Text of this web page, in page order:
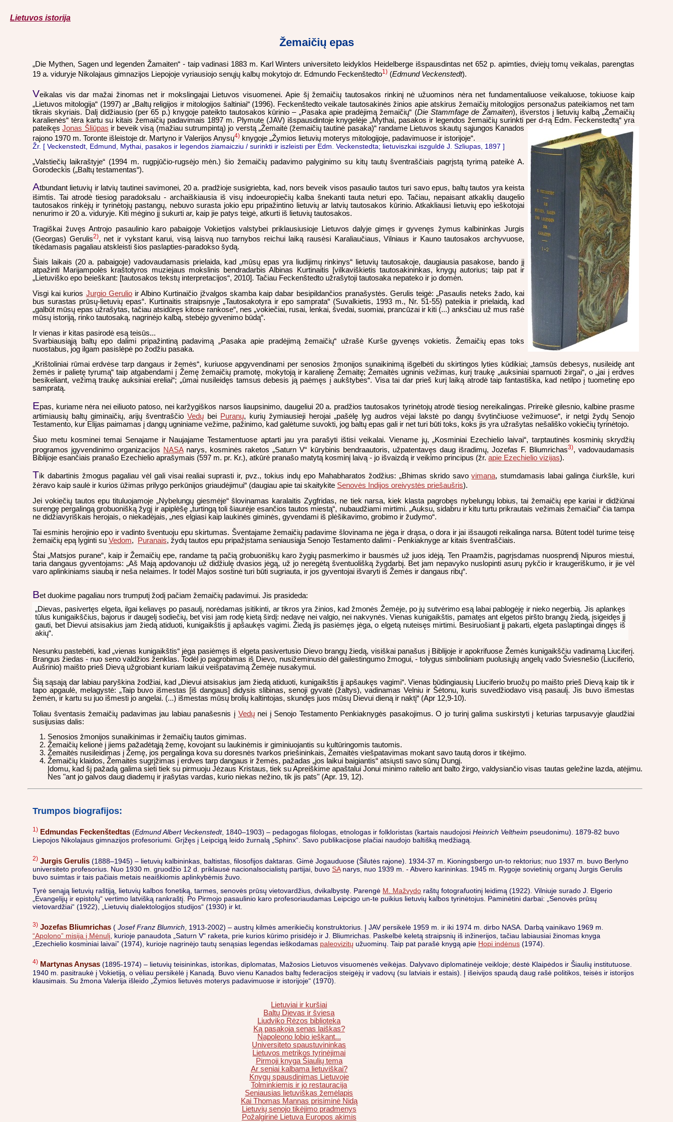
Lietuvos istorija
Žemaičių epas
„Die Mythen, Sagen und legenden Žamaiten“ - taip vadinasi 1883 m. Karl Winters universiteto leidyklos Heidelberge išspausdintas net 652 p. apimties, dviejų tomų veikalas, parengtas
19 a. viduryje Nikolajaus gimnazijos Liepojoje vyriausiojo senųjų kalbų mokytojo dr. Edmundo Feckenštedto1) (Edmund Veckenstedt).
Veikalas vis dar mažai žinomas net ir mokslingajai Lietuvos visuomenei. Apie šį žemaičių tautosakos rinkinį nė užuominos nėra net fundamentaliuose veikaluose, tokiuose kaip
„Lietuvos mitologija“ (1997) ar „Baltų religijos ir mitologijos šaltiniai“ (1996). Feckenštedto veikale tautosakinės žinios apie atskirus žemaičių mitologijos personažus pateikiamos net tam
tikrais skyriais. Dalį didžiausio (per 65 p.) knygoje pateikto tautosakos kūrinio – „Pasaka apie pradėjimą žemaičių“ (Die Stammfage de Žamaiten), išverstos į lietuvių kalbą „Žemaičių
karalienės“ tėra kartu su kitais žemaičių padavimais 1897 m. Plymute (JAV) išspausdintoje knygelėje „Mythai, pasakos ir legendos žemaičių surinkti per d-rą Edm. Feckenstedtą“ yra
pateikęsJonas Šliūpas ir beveik visą (mažiau sutrumpintą) jo verstą „Žemaitė (žemaičių tautinė pasaka)“ randame Lietuvosskautų sąjungos Kanados
rajono 1970 m. Toronte išleistoje dr. Martyno ir Valerijos Anysų4) knygoje „Žymios lietuvių moterys mitologijoje, padavimuose ir istorijoje“.
Žr. [ Veckenstedt, Edmund, Mythai, pasakos ir legendos żiamaicziu / surinkti ir iszleisti per Edm. Veckenstedta; lietuviszkai iszguldė J. Szliupas, 1897 ]
„Valstiečių laikraštyje“ (1994 m. rugpjūčio-rugsėjo mėn.) šio žemaičių padavimo palyginimo su kitų tautų šventraščiais pagrįstą tyrimą pateikė A.
Gorodeckis („Baltų testamentas“).
Atbundant lietuvių ir latvių tautinei savimonei, 20 a. pradžioje susigriebta, kad, nors beveik visos pasaulio tautos turi savo epus, baltų tautos yra keista
išimtis. Tai atrodė tiesiog paradoksalu - archaiškiausia iš visų indoeuropiečių kalba šnekanti tauta neturi epo. Tačiau, nepaisant atkaklių daugelio
tautosakos rinkėjų ir tyrinėtojų pastangų, nebuvo surasta jokio epu pripažintino lietuvių ar latvių tautosakos kūrinio. Atkakliausi lietuvių epo ieškotojai
nenurimo ir 20 a. viduryje. Kiti mėgino jį sukurti ar, kaip jie patys teigė, atkurti iš lietuvių tautosakos.
Tragiškai žuvęs Antrojo pasaulinio karo pabaigoje Vokietijos valstybei priklausiusioje Lietuvos dalyje gimęs ir gyvenęs žymus kalbininkas Jurgis
(Georgas) Gerulis2), net ir vykstant karui, visą laisvą nuo tarnybos reichui laiką rausėsi Karaliaučiaus, Vilniaus ir Kauno tautosakos archyvuose,
tikėdamasis pagaliau atskleisti šios paslapties-paradokso šydą.
Šiais laikais (20 a. pabaigoje) vadovaudamasis prielaida, kad „mūsų epas yra liudijimų rinkinys“ lietuvių tautosakoje, daugiausia pasakose, bando jį
atpažinti Marijampolės kraštotyros muziejaus mokslinis bendradarbis Albinas Kurtinaitis [vilkaviškietis tautosakininkas, knygų autorius; taip pat ir
„Lietuviško epo beieškant: [tautosakos tekstų interpretacijos“, 2010]. Tačiau Feckenštedto užrašytoji tautosaka nepateko ir jo domėn.
Visgi kai kurios Jurgio Gerulioir Albino Kurtinaičio įžvalgos skamba kaip dabar besipildančios pranašystės. Gerulis teigė: „Pasaulis neteks žado, kai
bus surastas prūsų-lietuvių epas“. Kurtinaitis straipsnyje „Tautosakotyra ir epo samprata“ (Suvalkietis, 1993 m., Nr. 51-55) pateikia ir prielaidą, kad
„galbūt mūsų epas užrašytas, tačiau atsidūręs kitose rankose“, nes „vokiečiai, rusai, lenkai, švedai, suomiai, prancūzai ir kiti (...) anksčiau už mus rašė
mūsų istoriją, rinko tautosaką, nagrinėjo kalbą, stebėjo gyvenimo būdą“.
Ir vienas ir kitas pasirodė esą teisūs...
Svarbiausiąją baltų epo dalimi pripažintiną padavimą „Pasaka apie pradėjimą žemaičių“ užrašė Kurše gyvenęs vokietis. Žemaičių epas toks
nuostabus, jog ilgam pasislėpė po žodžiu pasaka.
„Krištoliniai rūmai erdvėse tarp dangaus ir žemės“, kuriuose apgyvendinami per senosios žmonijos sunaikinimą išgelbėti du skirtingos lyties kūdikiai; „tamsūs debesys, nusileidę ant
žemės ir palietę tyrumą“ taip atgabendami į Žemę žemaičių pramotę, mokytoją ir karalienę Žemaitę; Žemaitės ugninis vežimas, kurį traukę „auksiniai sparnuoti žirgai“, o „jai į erdves
besikeliant, vežimą traukę auksiniai ereliai“; „ūmai nusileidęs tamsus debesis ją paėmęs į aukštybes“. Visa tai dar prieš kurį laiką atrodė taip fantastiška, kad netilpo į tuometinę epo
sampratą.
Epas, kuriame nėra nei eiliuoto patoso, nei karžygiškos narsos liaupsinimo, daugeliui 20 a. pradžios tautosakos tyrinėtojų atrodė tiesiog nereikalingas. Prireikė gilesnio, kalbine prasme
artimiausių baltų giminaičių, arijų šventraščio Vedų bei Puranų, kurių žymiausieji herojai „pašėlę lyg audros vėjai lakstė po dangų švytinčiuose vežimuose“, ir netgi žydų Senojo
Testamento, kur Elijas paimamas į dangų ugniniame vežime, pažinimo, kad galėtume suvokti, jog baltų epas gali ir net turi būti toks, koks jis yra užrašytas nešališko vokiečių tyrinėtojo.
Šiuo metu kosminei temai Senajame ir Naujajame Testamentuose aptarti jau yra parašyti ištisi veikalai. Viename jų, „Kosminiai Ezechielio laivai“, tarptautinės kosminių skrydžių
programos įgyvendinimo organizacijos NASAnarys, kosminės raketos „Saturn V“ kūrybinis bendraautoris, užpatentavęs daug išradimų, Jozefas F. Bliumrichas3), vadovaudamasis
Biblijoje esančiais pranašo Ezechielio aprašymais (597 m. pr. Kr.), atkūrė pranašo matytą kosminį laivą - jo išvaizdą ir veikimo principus (žr. apie Ezechielio vizijas).
Tik dabartinis žmogus pagaliau vėl gali visai realiai suprasti ir, pvz., tokius indų epo Mahabharatos žodžius: „Bhimas skrido savovimana, stumdamasis labai galinga čiurkšle, kuri
žėravo kaip saulė ir kurios ūžimas prilygo perkūnijos griaudėjimui“ (daugiau apie tai skaitykite Senovės Indijos oreivystės priešaušris).
Jei vokiečių tautos epu tituluojamoje „Nybelungų giesmėje“ šlovinamas karalaitis Zygfridas, ne tiek narsa, kiek klasta pagrobęs nybelungų lobius, tai žemaičių epe kariai ir didžiūnai
surengę pergalingą grobuonišką žygį ir apiplėšę „turtingą toli šiaurėje esančios tautos miestą“, nubaudžiami mirtimi. „Auksu, sidabru ir kitu turtu prikrautais vežimais žemaičiai“ čia tampa
ne didžiavyriškais herojais, o niekadėjais, „nes elgiasi kaip laukinės giminės, gyvendami iš plėšikavimo, grobimo ir žudymo“.
Tai esminis herojinio epo ir vadinto šventuoju epu skirtumas. Šventajame žemaičių padavime šlovinama ne jėga ir drąsa, o dora ir jai išsaugoti reikalinga narsa. Būtent todėl turime teisę
žemaičių epą lyginti su Vedom, Puranais, žydų tautos epu pripažįstama seniausiąja Senojo Testamento dalimi - Penkiaknyge ar kitais šventraščiais.
Štai „Matsjos purane“, kaip ir Žemaičių epe, randame tą pačią grobuoniškų karo žygių pasmerkimo ir bausmės už juos idėją. Ten Praamžis, pagrįsdamas nuosprendį Nipuros miestui,
taria dangaus gyventojams: „Aš Mają apdovanoju už didžiulę dvasios jėgą, už jo neregėtą šventuolišką žygdarbį. Bet jam nepavyko nuslopinti asurų pykčio ir kraugeriškumo, ir jie vėl
varo aplinkiniams siaubą ir neša nelaimes. Ir todėl Majos sostinė turi būti sugriauta, ir jos gyventojai išvaryti iš Žemės ir dangaus ribų“.
Bet duokime pagaliau nors trumputį žodį pačiam žemaičių padavimui. Jis prasideda:
„Dievas, pasivertęs elgeta, ilgai keliavęs po pasaulį, norėdamas įsitikinti, ar tikros yra žinios, kad žmonės Žemėje, po jų sutvėrimo esą labai pablogėję ir nieko negerbią. Jis aplankęs
tūlus kunigaikščius, bajorus ir daugelį sodiečių, bet visi jam rodę kietą širdį: nedavę nei valgio, nei nakvynės. Vienas kunigaikštis, pamatęs ant elgetos piršto brangų žiedą, įsigeidęs jį
gauti, bet Dievui atsisakius jam žiedą atiduoti, kunigaikštis jį apšaukęs vagimi. Žiedą jis pasiėmęs jėga, o elgetą nuteisęs mirtimi. Besiruošiant jį pakarti, elgeta paslaptingai dingęs iš
akių“.
Nesunku pastebėti, kad „vienas kunigaikštis“ jėga pasiėmęs iš elgeta pasivertusio Dievo brangų žiedą, visiškai panašus į Biblijoje ir apokrifuose Žemės kunigaikščiu vadinamą Liuciferį.
Brangus žiedas - nuo seno valdžios ženklas. Todėl jo pagrobimas iš Dievo, nusižeminusio dėl gailestingumo žmogui, - tolygus simboliniam puolusiųjų angelų vado Šviesnešio (Liuciferio,
Aušrinio) maišto prieš Dievą užgrobiant kuriam laikui veišpatavimą Žemėje nusakymui.
Šią sąsają dar labiau paryškina žodžiai, kad „Dievui atsisakius jam žiedą atiduoti, kunigaikštis jį apšaukęs vagimi“. Vienas būdingiausių Liuciferio bruožų po maišto prieš Dievą kaip tik ir
tapo apgaulė, melagystė: „Taip buvo išmestas [iš dangaus] didysis slibinas, senoji gyvatė (žaltys), vadinamas Velniu ir Šėtonu, kuris suvedžiodavo visą pasaulį. Jis buvo išmestas
žemėn, ir kartu su juo išmesti jo angelai. (...) išmestas mūsų brolių kaltintojas, skundęs juos mūsų Dievui dieną ir naktį“ (Apr 12,9-10).
Toliau šventasis žemaičių padavimas jau labiau panašesnis į Vedųnei į Senojo Testamento Penkiaknygės pasakojimus. O jo turinį galima suskirstyti į keturias tarpusavyje glaudžiai
susijusias dalis:
Senosios žmonijos sunaikinimas ir žemaičių tautos gimimas.
Žemaičių kelionė į jiems pažadėtąją žemę, kovojant su laukinėmis ir giminiuojantis su kultūringomis tautomis.
Žemaitės nusileidimas į Žemę, jos pergalinga kova su doresnės tvarkos priešininkais, Žemaitės viešpatavimas mokant savo tautą doros ir tikėjimo.
Žemaičių klaidos, Žemaitės sugrįžimas į erdves tarp dangaus ir žemės, pažadas „jos laikui baigiantis“ atsiųsti savo sūnų Dungį.
Įdomu, kad šį pažadą galima sieti tiek su pirmuoju Jėzaus Kristaus, tiek su Apreiškime apaštalui Jonui minimo raitelio ant balto žirgo, valdysiančio visas tautas geležine lazda, atėjimu.
Nes "ant jo galvos daug diademų ir įrašytas vardas, kurio niekas nežino, tik jis pats" (Apr. 19, 12).
Trumpos biografijos:
1) Edmundas Feckenštedtas (Edmund Albert Veckenstedt, 1840–1903) – pedagogas filologas, etnologas ir folkloristas (kartais naudojosi Heinrich Veltheim pseudonimu). 1879-82 buvo
Liepojos Nikolajaus gimnazijos profesoriumi. Grįžęs į Leipcigą leido žurnalą „Sphinx“. Savo publikacijose plačiai naudojo baltišką medžiagą.
2) Jurgis Gerulis (1888–1945) – lietuvių kalbininkas, baltistas, filosofijos daktaras. Gimė Jogauduose (Šilutės rajone). 1934-37 m. Kioningsbergo un-to rektorius; nuo 1937 m. buvo Berlyno
universiteto profesorius. Nuo 1930 m. gruodžio 12 d. priklausė nacionalsocialistų partijai, buvo SAnarys, nuo 1939 m. - Abvero karininkas. 1945 m. Rygoje sovietinių organų Jurgis Gerulis
buvo suimtas ir tais pačiais metais neaiškiomis aplinkybėmis žuvo.
Tyrė senąją lietuvių raštiją, lietuvių kalbos fonetiką, tarmes, senovės prūsų vietovardžius, dvikalbystę. Parengė M. Mažvydo raštų fotografuotinį leidimą (1922). Vilniuje surado J. Elgerio
„Evangelijų ir epistolų“ vertimo latvišką rankraštį. Po Pirmojo pasaulinio karo profesoriaudamas Leipcigo un-te puikius lietuvių kalbos tyrinėtojus. Paminėtini darbai: „Senovės prūsų
vietovardžiai“ (1922), „Lietuvių dialektologijos studijos“ (1930) ir kt.
3) Jozefas Bliumrichas ( Josef Franz Blumrich , 1913-2002) – austrų kilmės amerikiečių konstruktorius. Į JAV persikėlė 1959 m. ir iki 1974 m. dirbo NASA. Darbą vainikavo 1969 m.
“Apolono” misija į Mėnulį , kurioje panaudota „Saturn V“ raketa, prie kurios kūrimo prisidėjo ir J. Bliumrichas. Paskelbė keletą straipsnių iš inžinerijos, tačiau labiausiai žinomas knyga
„Ezechielio kosminiai laivai” (1974), kurioje nagrinėjo tautų senąsias legendas ieškodamas paleovizitų užuominų. Taip pat parašė knygą apie Hopi indėnus (1974).
4) Martynas Anysas (1895-1974) – lietuvių teisininkas, istorikas, diplomatas, Mažosios Lietuvos visuomenės veikėjas. Dalyvavo diplomatinėje veikloje; dėstė Klaipėdos ir Šiaulių institutuose.
1940 m. pasitraukė į Vokietiją, o vėliau persikėlė į Kanadą. Buvo vienu Kanados baltų federacijos steigėjų ir vadovų (su latviais ir estais). Į išeivijos spaudą daug rašė politikos, teisės ir istorijos
klausimais. Su žmona Valerija išleido „Žymios lietuvės moterys padavimuose ir istorijoje“ (1970).
Lietuviai ir kuršiai
Baltų Dievas ir šviesa
Liudviko Rėzos biblioteka
Ką pasakoja senas laiškas?
Napoleono lobio ieškant...
Universiteto spaustuvininkas
Lietuvos metrikos tyrinėjimai
Pirmoji knyga Šiaulių tema
Ar seniai kalbama lietuviškai?
Knygų spausdinimas Lietuvoje
Tolminkiemis ir jo restauracija
Seniausias lietuviškas žemėlapis
Kai Thomas Mannas prisiminė Nidą
Lietuvių senojo tikėjimo pradmenys
Požalgirinė Lietuva Europos akimis